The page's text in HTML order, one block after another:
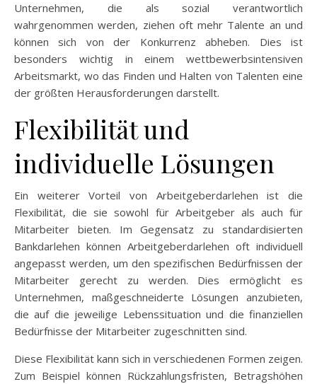
Unternehmen, die als sozial verantwortlich
wahrgenommen werden, ziehen oft mehr Talente an und
können sich von der Konkurrenz abheben. Dies ist
besonders wichtig in einem wettbewerbsintensiven
Arbeitsmarkt, wo das Finden und Halten von Talenten eine
der größten Herausforderungen darstellt.
Flexibilität und
individuelle Lösungen
Ein weiterer Vorteil von Arbeitgeberdarlehen ist die
Flexibilität, die sie sowohl für Arbeitgeber als auch für
Mitarbeiter bieten. Im Gegensatz zu standardisierten
Bankdarlehen können Arbeitgeberdarlehen oft individuell
angepasst werden, um den spezifischen Bedürfnissen der
Mitarbeiter gerecht zu werden. Dies ermöglicht es
Unternehmen, maßgeschneiderte Lösungen anzubieten,
die auf die jeweilige Lebenssituation und die finanziellen
Bedürfnisse der Mitarbeiter zugeschnitten sind.
Diese Flexibilität kann sich in verschiedenen Formen zeigen.
Zum Beispiel können Rückzahlungsfristen, Betragshöhen